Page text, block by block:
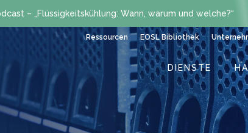
– „Flüssigkeitskühlung: Wann, warum und welche?“
Ressourcen EOSL Bibliothek
DIENSTE